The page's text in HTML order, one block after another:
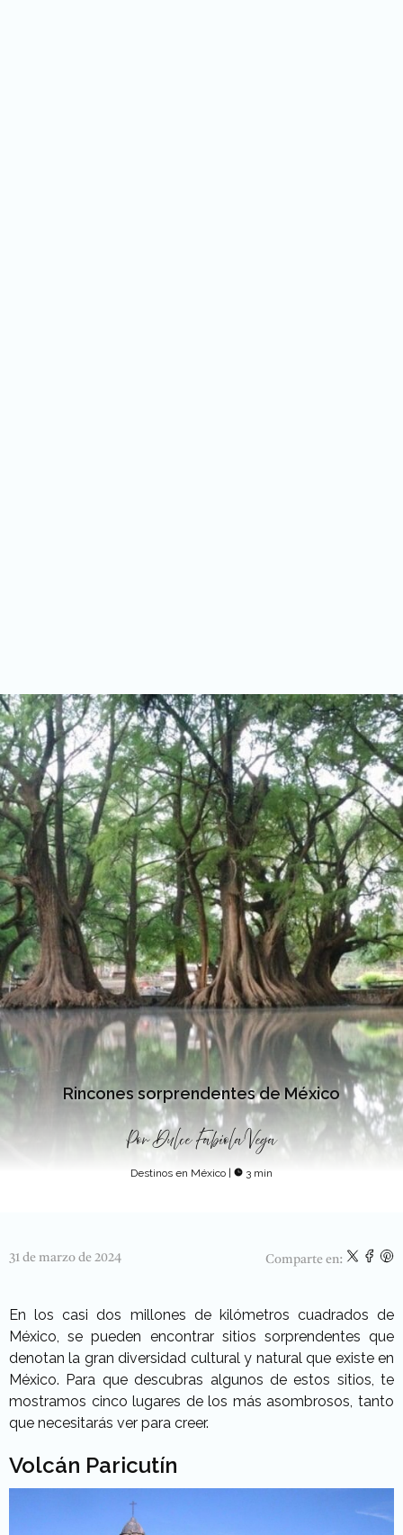
Rincones sorprendentes de México
PorDulce Fabiola Vega
Destinos en México | 3 min
31 de marzo de 2024 Comparte en:
En los casi dos millones de kilómetros cuadrados de
México, se pueden encontrar sitios sorprendentes que
denotan la gran diversidad cultural y natural que existe en
México. Para que descubras algunos de estos sitios, te
mostramos cinco lugares de los más asombrosos, tanto
que necesitarás ver para creer.
Volcán Paricutín